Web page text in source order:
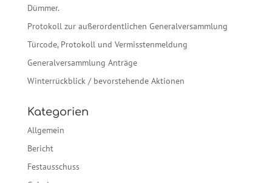
Dümmer.
Protokoll zur außerordentlichen Generalversammlung
Türcode, Protokoll und Vermisstenmeldung
Generalversammlung Anträge
Winterrückblick / bevorstehende Aktionen
Kategorien
Allgemein
Bericht
Festausschuss